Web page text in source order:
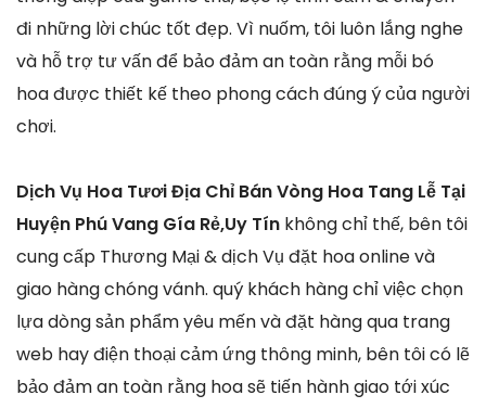
đi những lời chúc tốt đẹp. Vì nuốm, tôi luôn lắng nghe
và hỗ trợ tư vấn để bảo đảm an toàn rằng mỗi bó
hoa được thiết kế theo phong cách đúng ý của người
chơi.
Dịch Vụ Hoa Tươi Địa Chỉ Bán Vòng Hoa Tang Lễ Tại
Huyện Phú Vang Gía Rẻ,Uy Tín không chỉ thế, bên tôi
cung cấp Thương Mại & dịch Vụ đặt hoa online và
giao hàng chóng vánh. quý khách hàng chỉ việc chọn
lựa dòng sản phẩm yêu mến và đặt hàng qua trang
web hay điện thoại cảm ứng thông minh, bên tôi có lẽ
bảo đảm an toàn rằng hoa sẽ tiến hành giao tới xúc